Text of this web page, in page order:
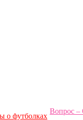
Вопрос –
о футболках